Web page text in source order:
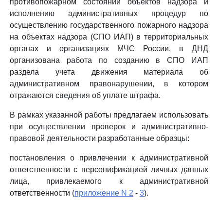
противопожарном состоянии объектов надзора и
исполнению административных процедур по
осуществлению государственного пожарного надзора
на объектах надзора (СПО ИАП) в территориальных
органах и организациях МЧС России, в ДНД
организована работа по созданию в СПО ИАП
раздела учета движения материала об
административном правонарушении, в котором
отражаются сведения об уплате штрафа.
В рамках указанной работы предлагаем использовать
при осуществлении проверок и административно-
правовой деятельности разработанные образцы:
постановления о привлечении к административной
ответственности с персонификацией личных данных
лица, привлекаемого к административной
ответственности (приложение N 2 - 3).